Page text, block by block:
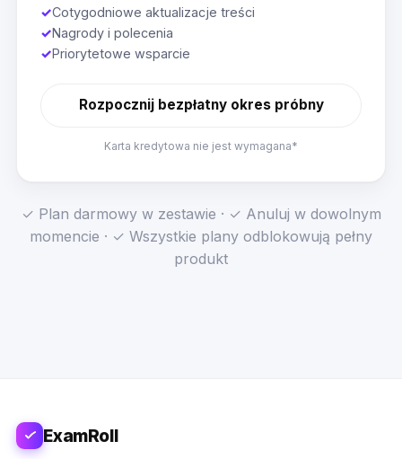
✓Cotygodniowe aktualizacje treści
✓Nagrody i polecenia
✓Priorytetowe wsparcie
Rozpocznij bezpłatny okres próbny
Karta kredytowa nie jest wymagana*
✓ Plan darmowy w zestawie · ✓ Anuluj w dowolnym
momencie · ✓ Wszystkie plany odblokowują pełny
produkt
ExamRoll